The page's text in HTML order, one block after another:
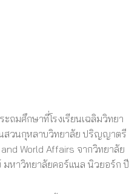
ถมศึกษาที่โรงเรียนเฉลิมวิทยา
นสวนกุหลาบวิทยาลัย ปริญญาตรี
World Affairs จากวิทยาลัย
มหาวิทยาลัยคอร์แนล นิวยอร์ก ปี